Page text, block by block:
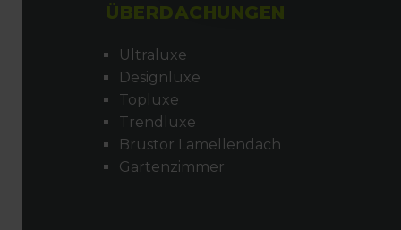
ÜBERDACHUNGEN
Ultraluxe
Designluxe
Topluxe
Trendluxe
Brustor Lamellendach
Gartenzimmer